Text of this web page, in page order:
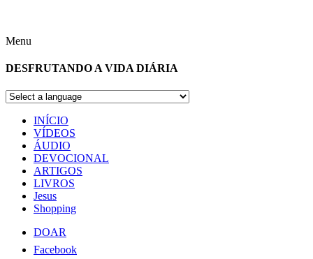
Menu
DESFRUTANDO A VIDA DIÁRIA
INÍCIO
VÍDEOS
ÁUDIO
DEVOCIONAL
ARTIGOS
LIVROS
Jesus
Shopping
DOAR
Facebook